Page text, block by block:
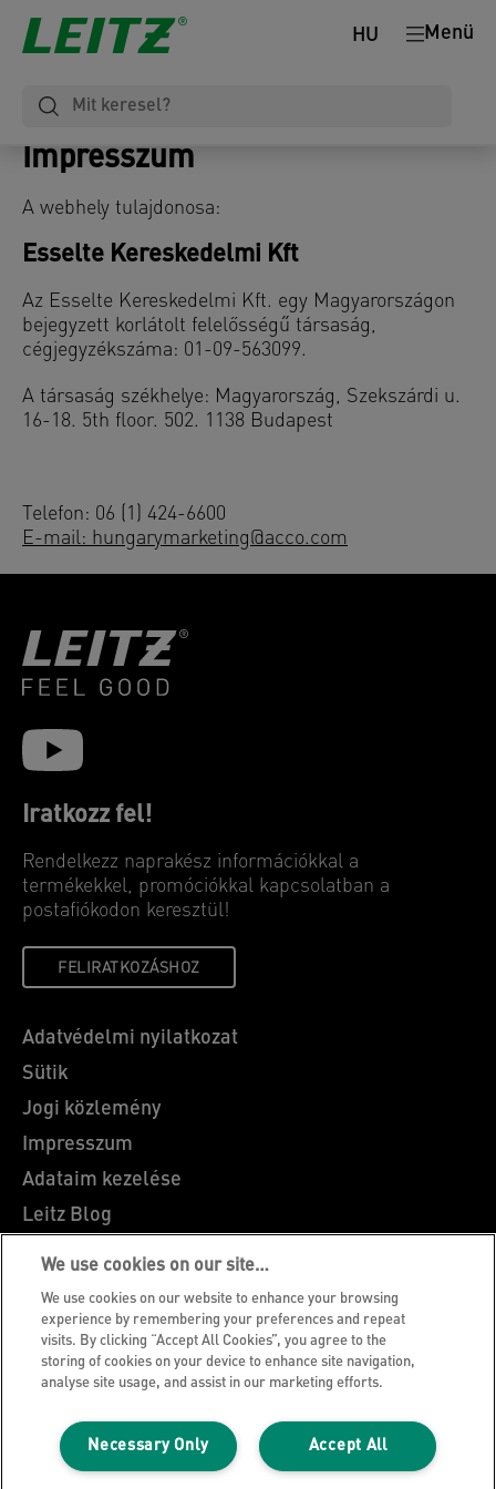
Menü
HU
Impresszum
A webhely tulajdonosa:
Esselte Kereskedelmi Kft
Az Esselte Kereskedelmi Kft. egy Magyarországon
bejegyzett korlátolt felelősségű társaság,
cégjegyzékszáma: 01-09-563099.
A társaság székhelye: Magyarország, Szekszárdi u.
16-18. 5th floor. 502. 1138 Budapest
Telefon: 06 (1) 424-6600
E-mail: hungarymarketing@acco.com
Iratkozz fel!
Rendelkezz naprakész információkkal a
termékekkel, promóciókkal kapcsolatban a
postafiókodon keresztül!
FELIRATKOZÁSHOZ
Adatvédelmi nyilatkozat
Sütik
Jogi közlemény
Impresszum
Adataim kezelése
Leitz Blog
Álláslehetőségek
Leitz EasyPrint
Ügyfélszolgálat
Csomagolás újrahasznosítási útmutató
Jótállási feltételek
Megfelelőségi nyilatkozatok
Oldaltérkép
We use cookies on our site…
We use cookies on our website to enhance your browsing
experience by remembering your preferences and repeat
visits. By clicking “Accept All Cookies”, you agree to the
storing of cookies on your device to enhance site navigation,
analyse site usage, and assist in our marketing efforts.
Accept All
Necessary Only